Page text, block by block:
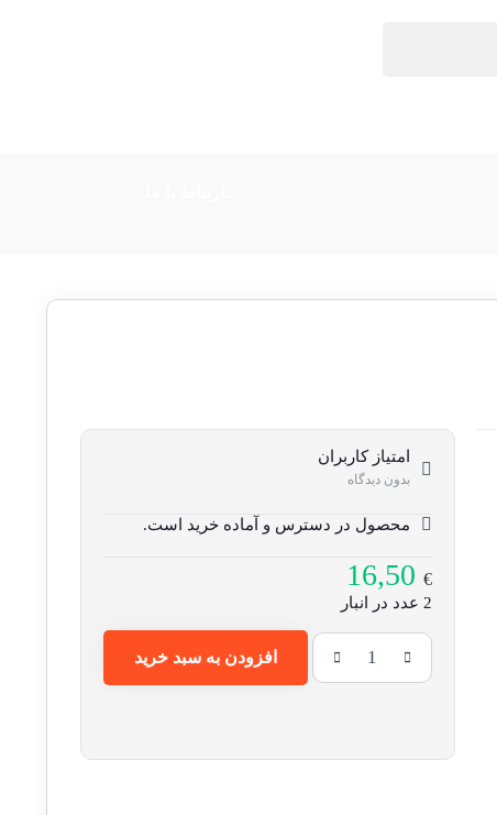
امتیاز کاربران
بدون دیدگاه
محصول در دسترس و آماده خرید است.
16,50€
2 عدد در انبار
افزودن به سبد خرید